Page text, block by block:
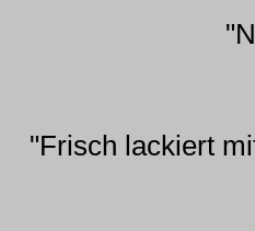
"Frisch lackiert